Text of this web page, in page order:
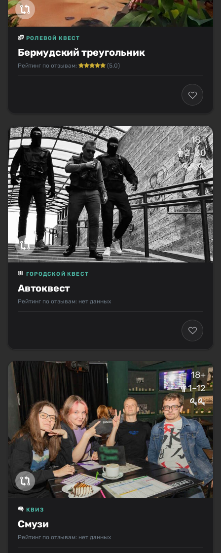
Бермудский треугольник
РОЛЕВОЙ КВЕСТ
Рейтинг по отзывам: (5.0)
18+
2–30
Автоквест
ГОРОДСКОЙ КВЕСТ
Рейтинг по отзывам: нет данных
18+
1–12
Смузи
КВИЗ
Рейтинг по отзывам: нет данных